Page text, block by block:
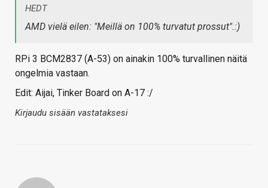
HEDT
AMD vielä eilen: "Meillä on 100% turvatut prossut".:)
RPi 3 BCM2837 (A-53) on ainakin 100% turvallinen näitä
ongelmia vastaan.
Edit: Aijai, Tinker Board on A-17 :/
Kirjaudu sisään vastataksesi